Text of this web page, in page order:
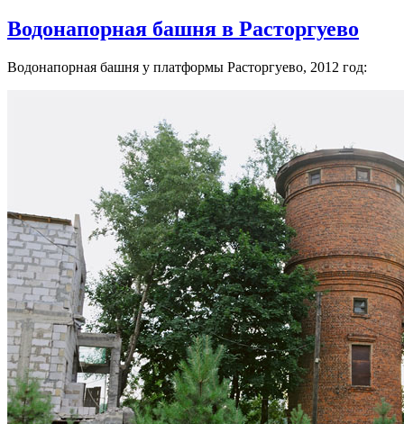
Водонапорная башня в Расторгуево
Водонапорная башня у платформы Расторгуево, 2012 год: